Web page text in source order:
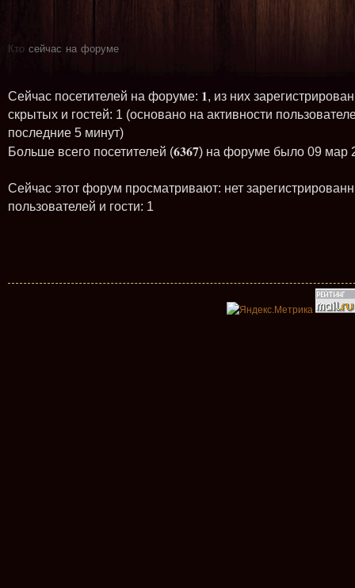
Кто сейчас на форуме
Сейчас посетителей на форуме: 1, из них
скрытых и гостей: 1 (основано на активности
последние 5 минут)
Больше всего посетителей (6367) на форуме было 09 мар
Сейчас этот форум просматривают: нет
пользователей и гости: 1